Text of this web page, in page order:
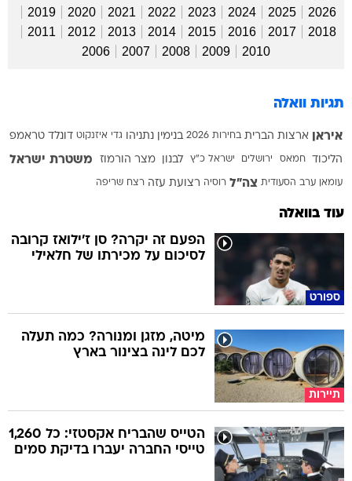
2026
2025
2024
2023
2022
2021
2020
2019
2018
2017
2016
2015
2014
2013
2012
2011
2010
2009
2008
2007
2006
תגיות וואלה
איראן ארצות הברית בחירות 2026 בנימין נתניהו גדי איזנקוט דונלד טראמפ
הליכוד חמאס ירושלים ישראל כ"ץ לבנון מצר הורמוז משטרת ישראל
עומאן ערב הסעודית צה"ל רוסיה רצועת עזה רצח שריפה
עוד בוואלה
ספורט
הפעם זה יקרה? סן ז'ילואז קרובה
לסיכום על מכירתו של חלאילי
תיירות
מיטה, מזגן ומנורה? כמה תעלה
לכם לינה בצינור בארץ
הטייס שהבריח אקסטזי: כל 1,260
טייסי החברה יעברו בדיקת סמים